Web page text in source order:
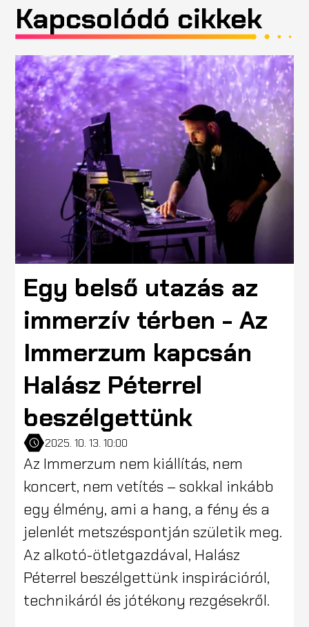
Kapcsolódó cikkek
Egy belső utazás az
immerzív térben - Az
Immerzum kapcsán
Halász Péterrel
beszélgettünk
2025. 10. 13. 10:00
Az Immerzum nem kiállítás, nem
koncert, nem vetítés – sokkal inkább
egy élmény, ami a hang, a fény és a
jelenlét metszéspontján születik meg.
Az alkotó-ötletgazdával, Halász
Péterrel beszélgettünk inspirációról,
technikáról és jótékony rezgésekről.